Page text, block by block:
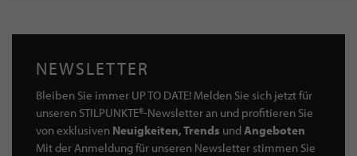
NEWSLETTER
Bleiben Sie immer UP TO DATE! Melden Sie sich jetzt für
unseren STILPUNKTE®-Newsletter an und profitieren Sie
von exklusiven Neuigkeiten, Trends undAngeboten
Mit der Anmeldung für unseren Newsletter stimmen Sie